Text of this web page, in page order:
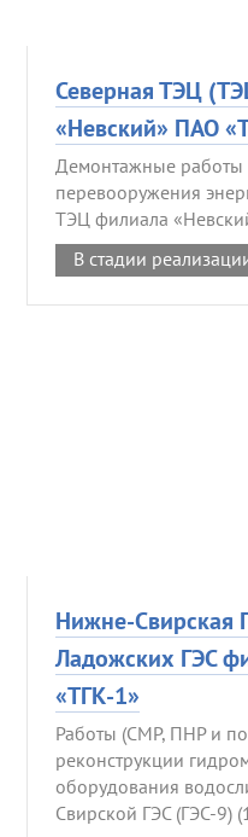
Северная ТЭЦ
«Невский» ПАО
Демонтажные работы
перевооружения
ТЭЦ филиала
В стадии
Нижне-Свирская
Ладожских ГЭС
«ТГК-1»
Работы (СМР, ПНР и
реконструкции
оборудования
Свирской ГЭС (ГЭС-9)